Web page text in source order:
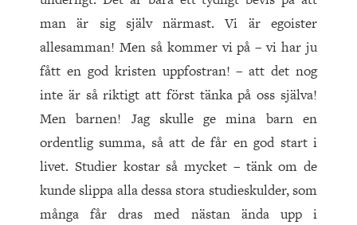
man är sig själv närmast. Vi är egoister
allesamman! Men så kommer vi på – vi har ju
fått en god kristen uppfostran! – att det nog
inte är så riktigt att först tänka på oss själva!
Men barnen! Jag skulle ge mina barn en
ordentlig summa, så att de får en god start i
livet. Studier kostar så mycket – tänk om de
kunde slippa alla dessa stora studieskulder, som
många får dras med nästan ända upp i